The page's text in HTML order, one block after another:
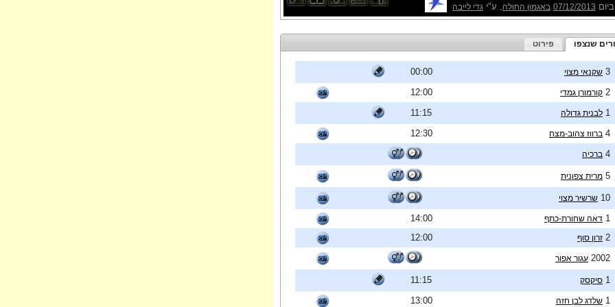
07/12/2013 באגמון החולה, ע"י גדי לייבה
שנצפו פירוט
3 שקנאי מצוי
00:00
2 קורמורן גמדי
12:00
1 לבנית גדולה
11:15
4 ברווז צהוב-מצח
12:30
4 ברכיה
5 מרית צפונית
10 שרשיר מצוי
1 דאה שחורת-כתף
14:00
2 זרון סוף
12:00
2002 עגור אפור
1 סיקסק
11:15
1 שלדג לבן חזה 13:00